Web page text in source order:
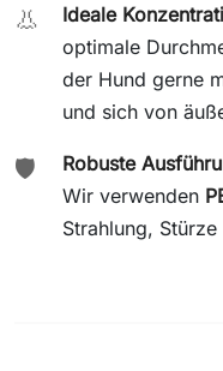
👃 Ideale
optimale
der Hund gerne
und sich von
🛡️ Robuste
Wir verwenden
Strahlung,